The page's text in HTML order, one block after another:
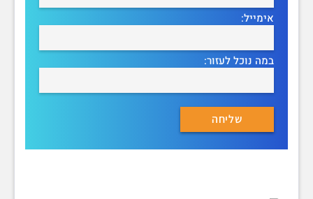
אימייל:
במה נוכל לעזור: